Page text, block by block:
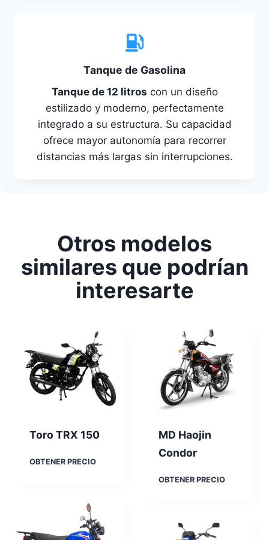
Tanque de Gasolina
Tanque de 12 litros con un diseño
estilizado y moderno, perfectamente
integrado a su estructura. Su capacidad
ofrece mayor autonomía para recorrer
distancias más largas sin interrupciones.
Otros modelos
similares que podrían
interesarte
Toro TRX 150
OBTENER PRECIOT
R
X
MD Haojin
Condor
OBTENER PRECIOM